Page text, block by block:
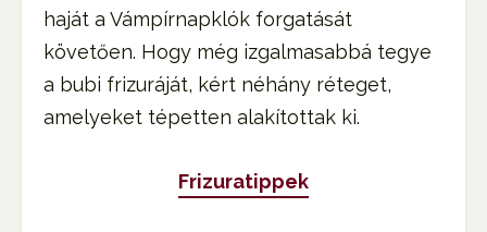
haját a Vámpírnapklók forgatását
követően. Hogy még izgalmasabbá tegye
a bubi frizuráját, kért néhány réteget,
amelyeket tépetten alakítottak ki.
Frizuratippek